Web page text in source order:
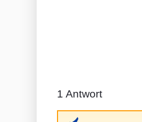
1 Antwort